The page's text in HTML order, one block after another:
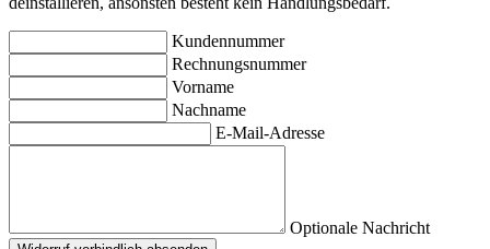
Kundennummer
Rechnungsnummer
Vorname
Nachname
E-Mail-Adresse
Optionale Nachricht